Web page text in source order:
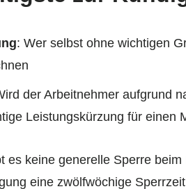
: Wer selbst ohne wichtigen
der Arbeitnehmer aufgrund
Leistungskürzung für einen
es keine generelle Sperre
eine zwölfwöchige